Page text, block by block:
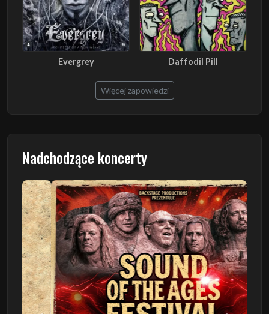
Evergrey Daffodil Pill
Więcej zapowiedzi
Nadchodzące koncerty
Poprzedni Następny